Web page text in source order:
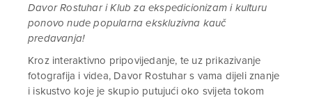
Davor Rostuhar i Klub za ekspedicionizam i kulturu
ponovo nude popularna ekskluzivna kauč
predavanja!
Kroz interaktivno pripovijedanje, te uz prikazivanje
fotografija i videa, Davor Rostuhar s vama dijeli znanje
i iskustvo koje je skupio putujući oko svijeta tokom